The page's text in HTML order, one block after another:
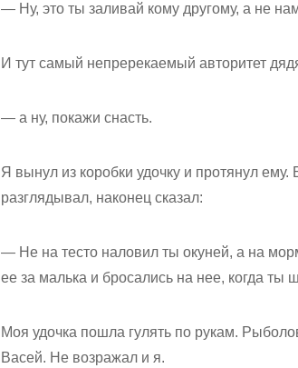
— Ну, это ты заливай кому другому, а не
И тут самый непререкаемый авторитет
— а ну, покажи снасть.
Я вынул из коробки удочку и протянул
разглядывал, наконец сказал:
— Не на тесто наловил ты окуней, а на
ее за малька и бросались на нее, когда ты
Моя удочка пошла гулять по рукам.
Васей. Не возражал и я.